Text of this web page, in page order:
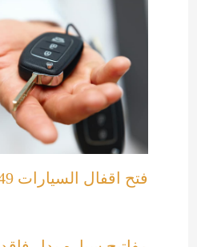
فتح اقفال السيارات 92295349